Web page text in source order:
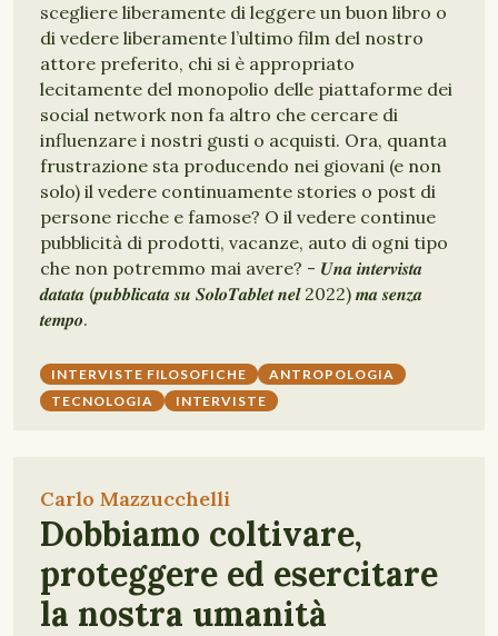
scegliere liberamente di leggere un buon libro o
di vedere liberamente l’ultimo film del nostro
attore preferito, chi si è appropriato
lecitamente del monopolio delle piattaforme dei
social network non fa altro che cercare di
influenzare i nostri gusti o acquisti. Ora, quanta
frustrazione sta producendo nei giovani (e non
solo) il vedere continuamente stories o post di
persone ricche e famose? O il vedere continue
pubblicità di prodotti, vacanze, auto di ogni tipo
che non potremmo mai avere? - 𝑼𝒏𝒂 𝒊𝒏𝒕𝒆𝒓𝒗𝒊𝒔𝒕𝒂
𝒅𝒂𝒕𝒂𝒕𝒂 (𝒑𝒖𝒃𝒃𝒍𝒊𝒄𝒂𝒕𝒂 𝒔𝒖 𝑺𝒐𝒍𝒐𝑻𝒂𝒃𝒍𝒆𝒕 𝒏𝒆𝒍 2022) 𝒎𝒂 𝒔𝒆𝒏𝒛𝒂
𝒕𝒆𝒎𝒑𝒐.
INTERVISTE FILOSOFICHE
ANTROPOLOGIA
TECNOLOGIA
INTERVISTE
Carlo Mazzucchelli
Dobbiamo coltivare,
proteggere ed esercitare
la nostra umanità